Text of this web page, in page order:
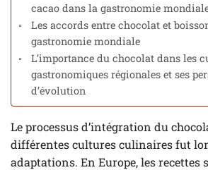
cacao dans la gastronomie
Les accords entre chocolat et
gastronomie mondiale
L’importance du chocolat dans les
gastronomiques régionales et ses
d’évolution
Le processus d’intégration du
différentes cultures culinaires fut
adaptations. En Europe, les recettes